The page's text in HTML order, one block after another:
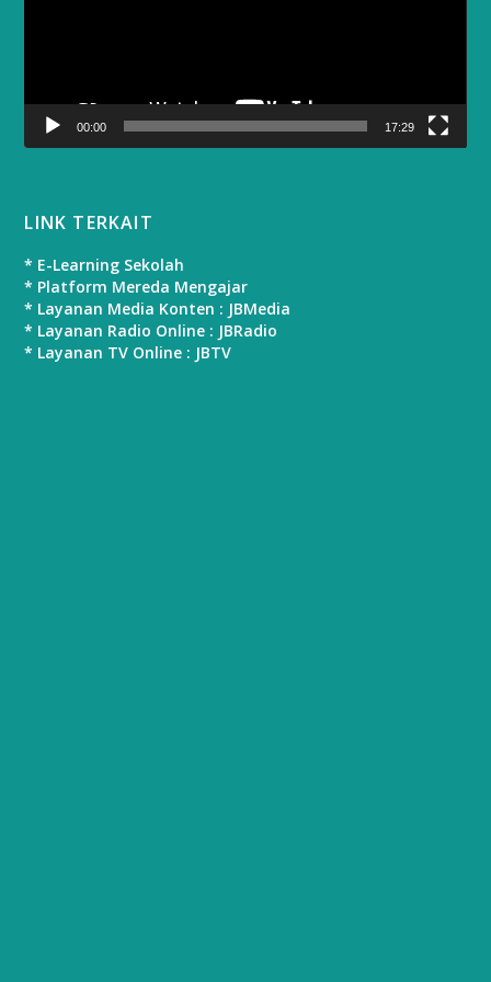
00:00 17:29
LINK TERKAIT
* E-Learning Sekolah
* Platform Mereda Mengajar
* Layanan Media Konten : JBMedia
* Layanan Radio Online : JBRadio
* Layanan TV Online : JBTV